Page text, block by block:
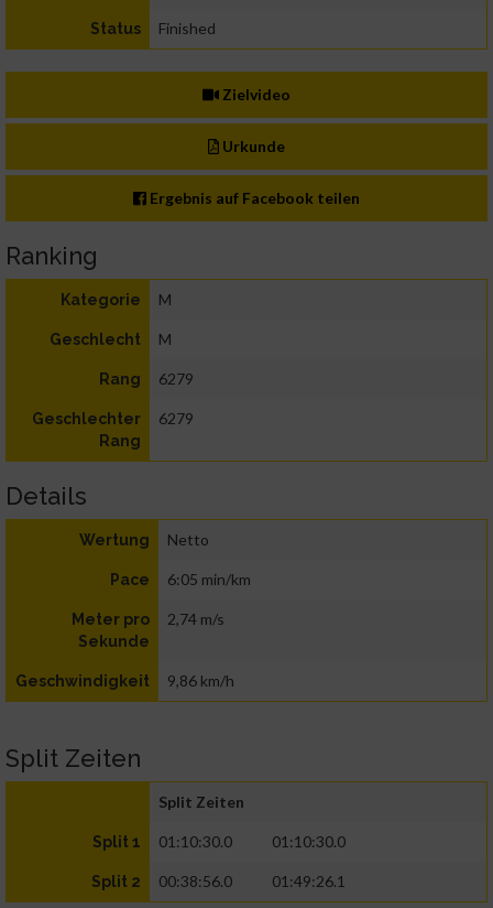
Status Finished
Zielvideo
Urkunde
Ergebnis auf Facebook teilen
Ranking
Kategorie M
Geschlecht M
Rang 6279
Geschlechter
Rang
6279
Details
Wertung Netto
Pace 6:05 min/km
Meter pro
Sekunde
2,74 m/s
Geschwindigkeit 9,86 km/h
Split Zeiten
Split Zeiten
Split 1 01:10:30.0 01:10:30.0
Split 2 00:38:56.0 01:49:26.1